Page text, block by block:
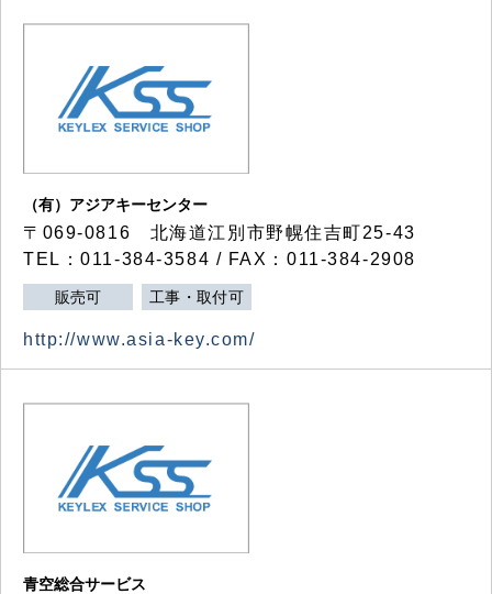
（有）アジアキーセンター
〒069-0816 北海道江別市野幌住吉町25-43
TEL：011-384-3584 / FAX：011-384-2908
販売可 工事・取付可
http://www.asia-key.com/
青空総合サービス